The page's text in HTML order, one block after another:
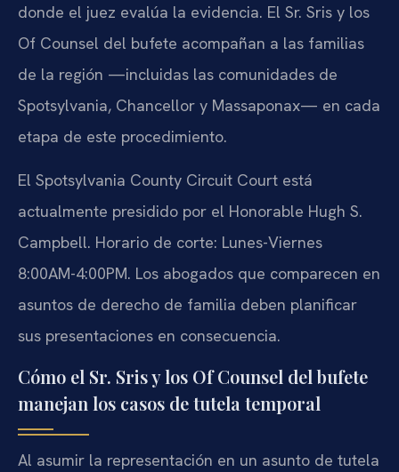
donde el juez evalúa la evidencia. El Sr. Sris y los
Of Counsel del bufete acompañan a las familias
de la región —incluidas las comunidades de
Spotsylvania, Chancellor y Massaponax— en cada
etapa de este procedimiento.
El Spotsylvania County Circuit Court está
actualmente presidido por el Honorable Hugh S.
Campbell. Horario de corte: Lunes-Viernes
8:00AM-4:00PM. Los abogados que comparecen en
asuntos de derecho de familia deben planificar
sus presentaciones en consecuencia.
Cómo el Sr. Sris y los Of Counsel del bufete
manejan los casos de tutela temporal
Al asumir la representación en un asunto de tutela